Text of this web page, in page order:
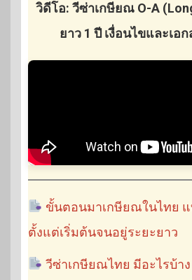
วิดีโอ: วีซ่าเกษียณ O-A
ยาว 1 ปี เงื่อนไขและเอ
ขั้นตอนมาเกษียณในไทย แ
ตั้งแต่เริ่มต้นจนอยู่ระยะยาว
วีซ่าเกษียณไทย มีอะไรบ้า